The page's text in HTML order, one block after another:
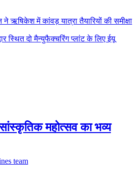
ऋषिकेश में कांवड़ यात्रा तैयारियों की समीक्षा
स्थित दो मैन्युफैक्चरिंग प्लांट के लिए ईयू
महोत्सव का भव्य
team